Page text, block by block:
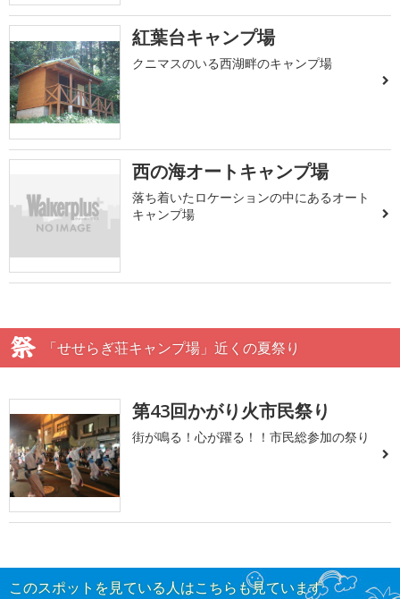
紅葉台キャンプ場
クニマスのいる西湖畔のキャンプ場
西の海オートキャンプ場
落ち着いたロケーションの中にあるオート
キャンプ場
「せせらぎ荘キャンプ場」近くの夏祭り
第43回かがり火市民祭り
街が鳴る！心が躍る！！市民総参加の祭り
このスポットを見ている人はこちらも見ています